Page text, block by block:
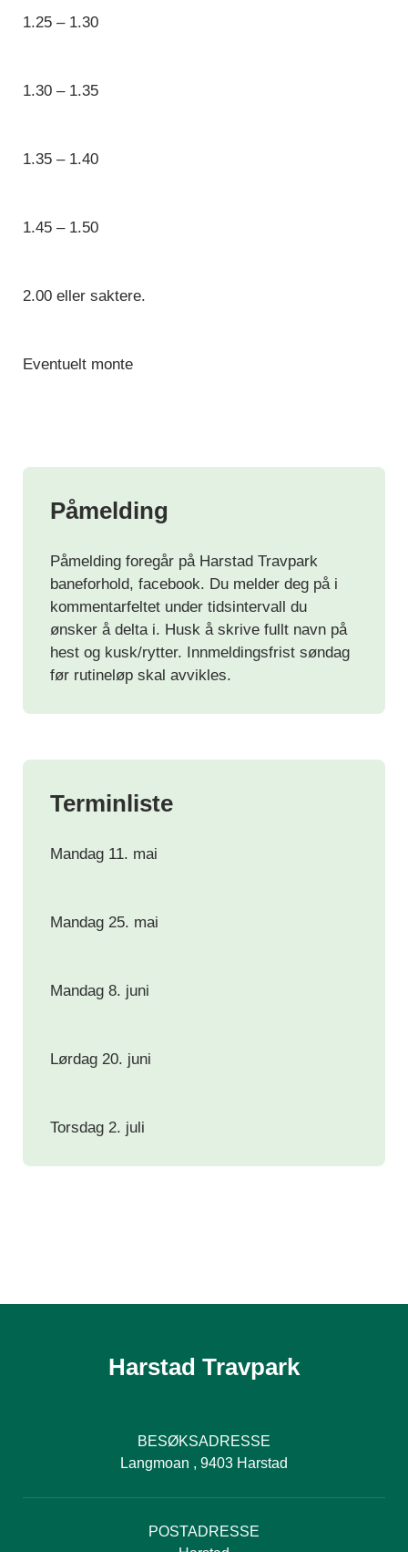
1.25 – 1.30
1.30 – 1.35
1.35 – 1.40
1.45 – 1.50
2.00 eller saktere.
Eventuelt monte
Påmelding
Påmelding foregår på Harstad Travpark
baneforhold, facebook. Du melder deg på i
kommentarfeltet under tidsintervall du
ønsker å delta i. Husk å skrive fullt navn på
hest og kusk/rytter. Innmeldingsfrist søndag
før rutineløp skal avvikles.
Terminliste
Mandag 11. mai
Mandag 25. mai
Mandag 8. juni
Lørdag 20. juni
Torsdag 2. juli
Harstad Travpark
BESØKSADRESSE
Langmoan , 9403 Harstad
POSTADRESSE